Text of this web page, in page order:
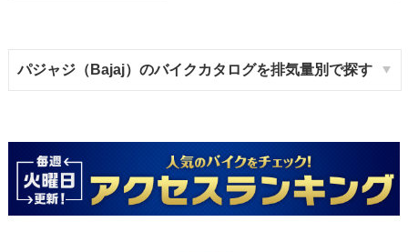
パジャジ（Bajaj）のバイクカタログを排気量別で探す